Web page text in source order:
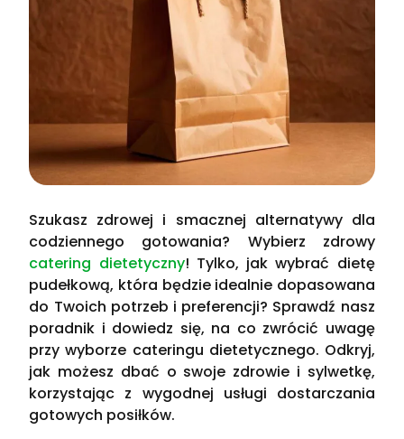
Szukasz zdrowej i smacznej alternatywy dla
codziennego gotowania? Wybierz zdrowy
catering dietetyczny! Tylko, jak wybrać dietę
pudełkową, która będzie idealnie dopasowana
do Twoich potrzeb i preferencji? Sprawdź nasz
poradnik i dowiedz się, na co zwrócić uwagę
przy wyborze cateringu dietetycznego. Odkryj,
jak możesz dbać o swoje zdrowie i sylwetkę,
korzystając z wygodnej usługi dostarczania
gotowych posiłków.